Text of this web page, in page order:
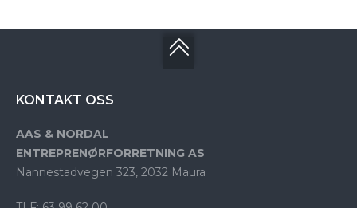
KONTAKT OSS
AAS & NORDAL
ENTREPRENØRFORRETNING AS
Nannestadvegen 323, 2032 Maura